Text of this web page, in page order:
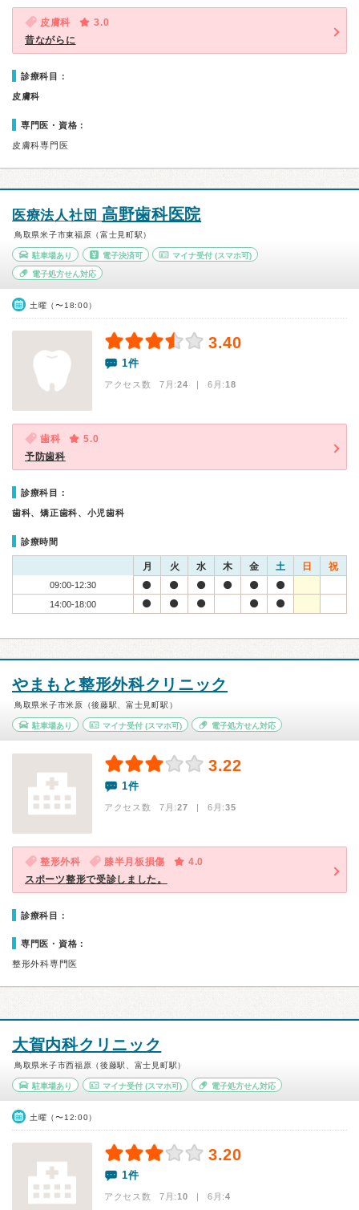
皮膚科
3.0
昔ながらに
診療科目：
皮膚科
専門医・資格：
皮膚科専門医
医療法人社団 高野歯科医院
鳥取県米子市東福原（富士見町駅）
駐車場あり 電子決済可 マイナ受付 (スマホ可)
電子処方せん対応
土曜（〜18:00）
3.40
1件
アクセス数 7月:24 | 6月:18
歯科
5.0
予防歯科
診療科目：
歯科、矯正歯科、小児歯科
診療時間
月 火 水 木 金 土 日 祝
09:00-12:30
14:00-18:00
やまもと整形外科クリニック
鳥取県米子市米原（後藤駅、富士見町駅）
駐車場あり マイナ受付(スマホ可) 電子処方せん対応
3.22
1件
アクセス数 7月:27 | 6月:35
整形外科 膝半月板損傷
4.0
スポーツ整形で受診しました。
診療科目：
専門医・資格：
整形外科専門医
大賀内科クリニック
鳥取県米子市西福原（後藤駅、富士見町駅）
駐車場あり マイナ受付(スマホ可) 電子処方せん対応
土曜（〜12:00）
3.20
1件
アクセス数 7月:10 | 6月:4